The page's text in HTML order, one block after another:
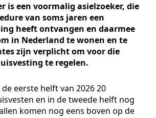
is een voormalig asielzoeker, die
van soms jaren een
heeft ontvangen en daarmee
in Nederland te wonen en te
zijn verplicht om voor die
te regelen.
eerste helft van 2026 20
en in de tweede helft nog
komen nog eens boven op de